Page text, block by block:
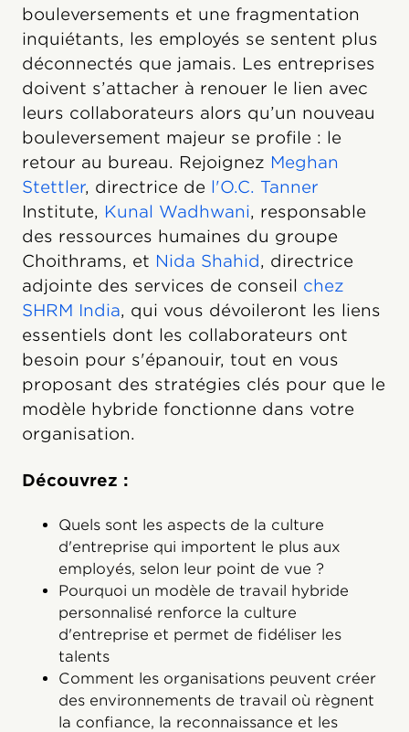
bouleversements et une fragmentation
inquiétants, les employés se sentent plus
déconnectés que jamais. Les entreprises
doivent s’attacher à renouer le lien avec
leurs collaborateurs alors qu’un nouveau
bouleversement majeur se profile : le
retour au bureau. Rejoignez Meghan
Stettler, directrice de l'O.C. Tanner
Institute, Kunal Wadhwani, responsable
des ressources humaines du groupe
Choithrams, et Nida Shahid, directrice
adjointe des services de conseil chez
SHRM India, qui vous dévoileront les liens
essentiels dont les collaborateurs ont
besoin pour s'épanouir, tout en vous
proposant des stratégies clés pour que le
modèle hybride fonctionne dans votre
organisation.
Découvrez :
Quels sont les aspects de la culture
d'entreprise qui importent le plus aux
employés, selon leur point de vue ?
Pourquoi un modèle de travail hybride
personnalisé renforce la culture
d'entreprise et permet de fidéliser les
talents
Comment les organisations peuvent créer
des environnements de travail où règnent
la confiance, la reconnaissance et les